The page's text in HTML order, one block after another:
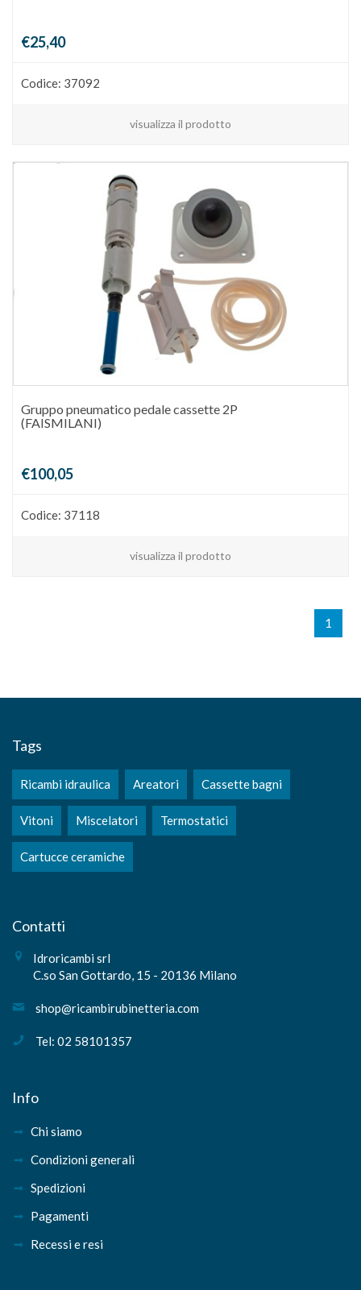
€25,40
Codice: 37092
visualizza il prodotto
Gruppo pneumatico pedale cassette 2P
(FAISMILANI)
€100,05
Codice: 37118
visualizza il prodotto
1
Tags
Ricambi idraulica Areatori Cassette bagni
Vitoni Miscelatori Termostatici
Cartucce ceramiche
Contatti
Idroricambi srl
C.so San Gottardo, 15 - 20136 Milano
shop@ricambirubinetteria.com
Tel: 02 58101357
Info
Chi siamo
Condizioni generali
Spedizioni
Pagamenti
Recessi e resi